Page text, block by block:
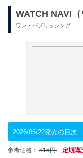
WATCH NAVI（
ワン・パブリッシング
2026/05/22発売の目次
参考価格： 815円 定期購